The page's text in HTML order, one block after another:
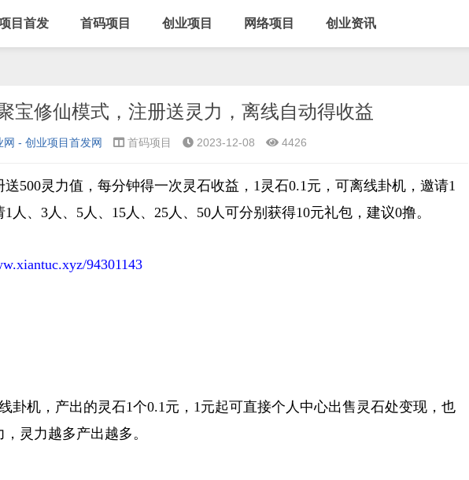
目首发 首码项目 创业项目 网络项目 创业资讯
宝修仙模式，注册送灵力，离线自动得收益
网 - 创业项目首发网 首码项目 2023-12-08 4426
500灵力值，每分钟得一次灵石收益，1灵石0.1元，可离线卦机，邀请1
人、3人、5人、15人、25人、50人可分别获得10元礼包，建议0撸。
94301143
卦机，产出的灵石1个0.1元，1元起可直接个人中心出售灵石处变现，也
灵力越多产出越多。